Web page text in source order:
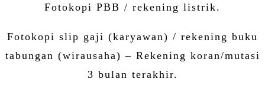
Fotokopi PBB / rekening listrik.
Fotokopi slip gaji (karyawan) / rekening buku
tabungan (wirausaha) – Rekening koran/mutasi
3 bulan terakhir.